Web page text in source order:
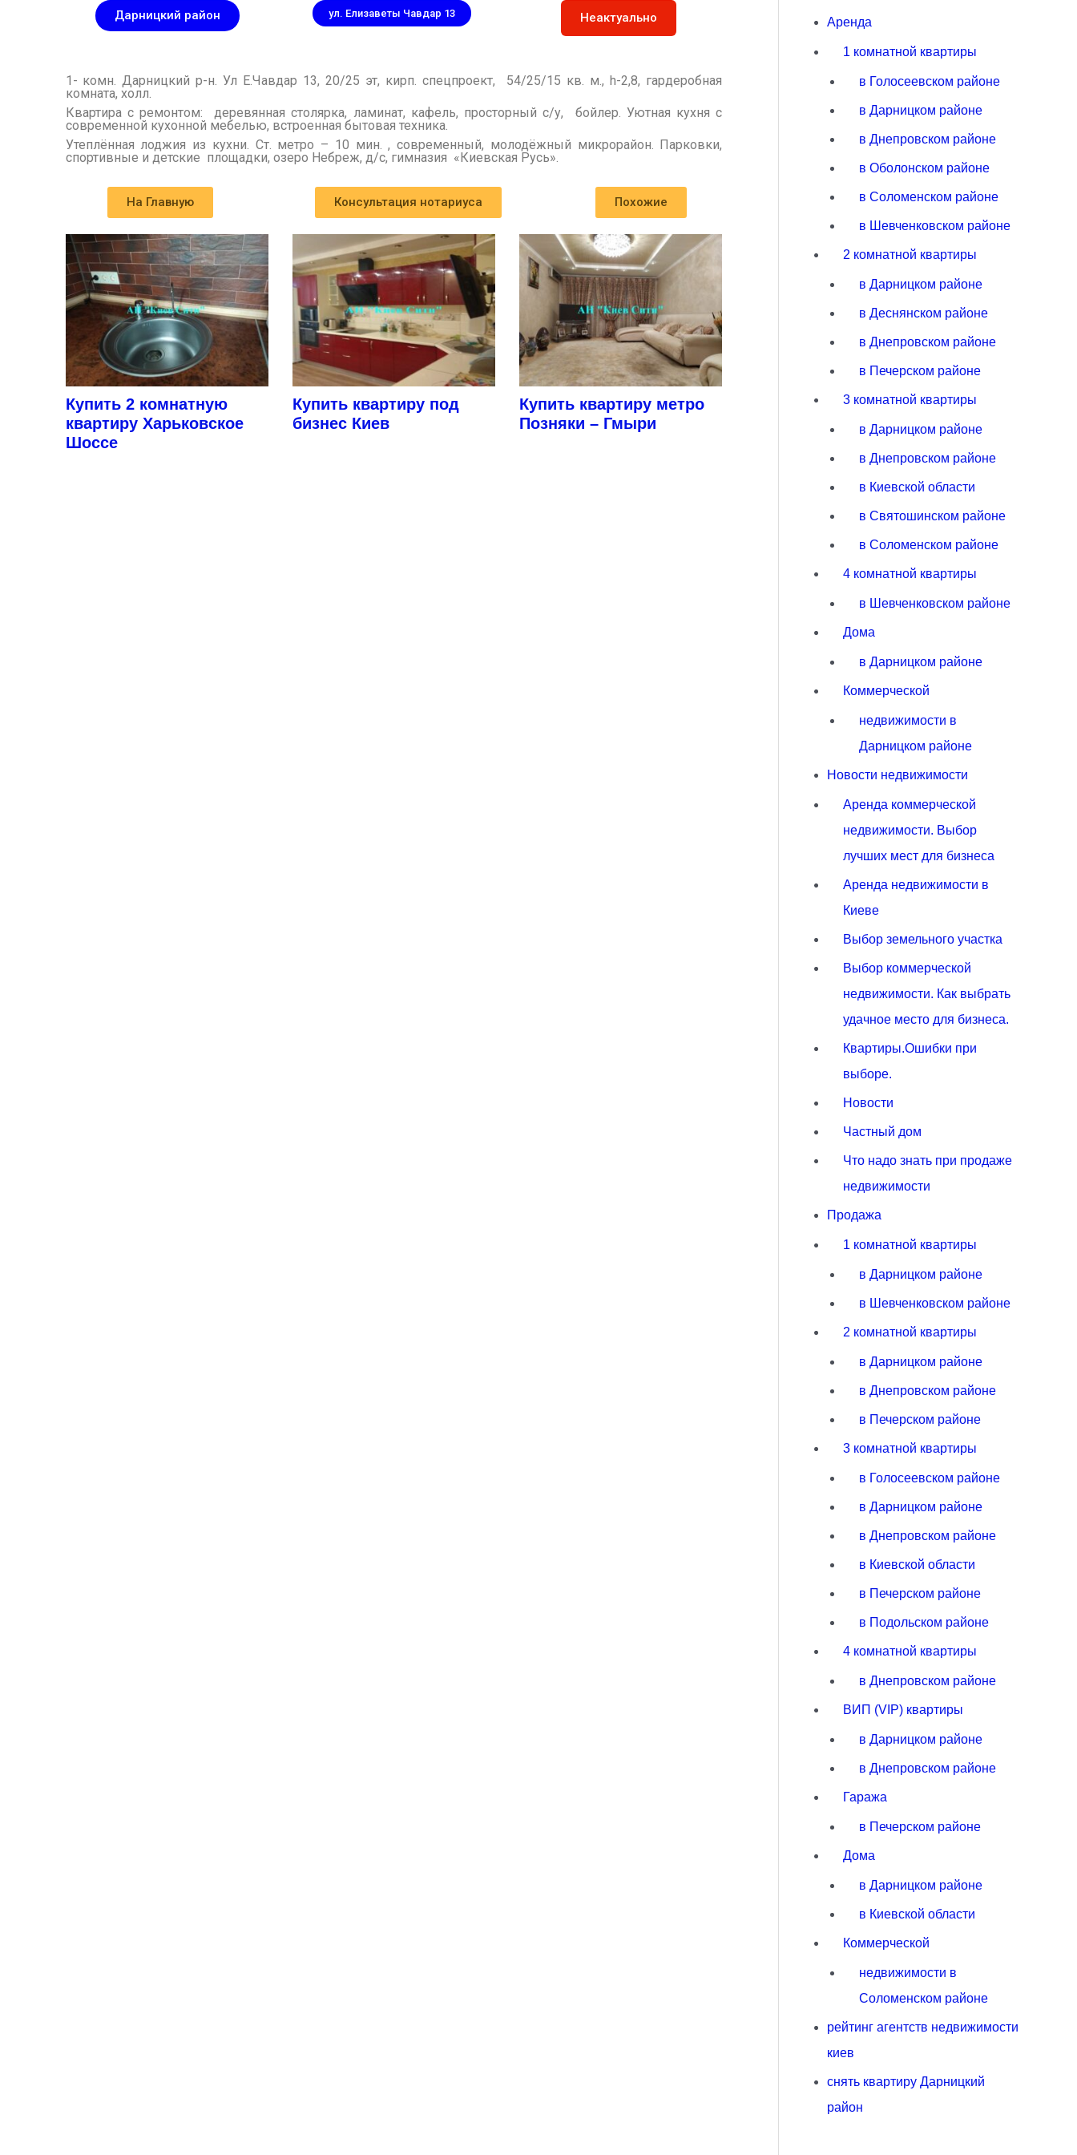
Дарницкий район ул. Елизаветы Чавдар 13 Неактуально
1- комн. Дарницкий р-н. Ул Е.Чавдар 13, 20/25 эт, кирп. спецпроект, 54/25/15 кв. м., h-2,8, гардеробная
комната, холл.
Квартира с ремонтом: деревянная столярка, ламинат, кафель, просторный с/у, бойлер. Уютная кухня с
современной кухонной мебелью, встроенная бытовая техника.
Утеплённая лоджия из кухни. Ст. метро – 10 мин. , современный, молодёжный микрорайон. Парковки,
спортивные и детские площадки, озеро Небреж, д/с, гимназия «Киевская Русь».
На Главную Консультация нотариуса Похожие
Купить 2 комнатную
квартиру Харьковское
Шоссе
Купить квартиру под
бизнес Киев
Купить квартиру метро
Позняки – Гмыри
Аренда
1 комнатной квартиры
в Голосеевском районе
в Дарницком районе
в Днепровском районе
в Оболонском районе
в Соломенском районе
в Шевченковском районе
2 комнатной квартиры
в Дарницком районе
в Деснянском районе
в Днепровском районе
в Печерском районе
3 комнатной квартиры
в Дарницком районе
в Днепровском районе
в Киевской области
в Святошинском районе
в Соломенском районе
4 комнатной квартиры
в Шевченковском районе
Дома
в Дарницком районе
Коммерческой
недвижимости в
Дарницком районе
Новости недвижимости
Аренда коммерческой
недвижимости. Выбор
лучших мест для бизнеса
Аренда недвижимости в
Киеве
Выбор земельного участка
Выбор коммерческой
недвижимости. Как выбрать
удачное место для бизнеса.
Квартиры.Ошибки при
выборе.
Новости
Частный дом
Что надо знать при продаже
недвижимости
Продажа
1 комнатной квартиры
в Дарницком районе
в Шевченковском районе
2 комнатной квартиры
в Дарницком районе
в Днепровском районе
в Печерском районе
3 комнатной квартиры
в Голосеевском районе
в Дарницком районе
в Днепровском районе
в Киевской области
в Печерском районе
в Подольском районе
4 комнатной квартиры
в Днепровском районе
ВИП (VIP) квартиры
в Дарницком районе
в Днепровском районе
Гаража
в Печерском районе
Дома
в Дарницком районе
в Киевской области
Коммерческой
недвижимости в
Соломенском районе
рейтинг агентств недвижимости
киев
снять квартиру Дарницкий
район